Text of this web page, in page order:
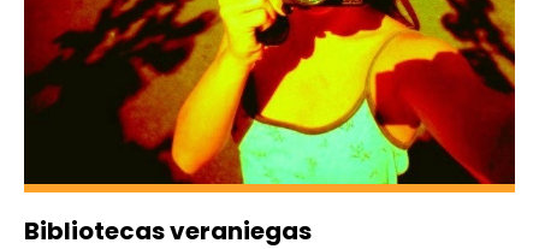
Bibliotecas veraniegas